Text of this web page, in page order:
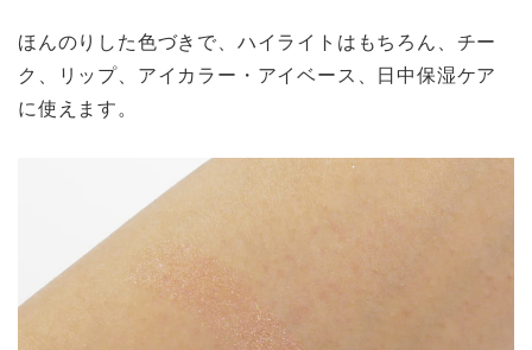
ほんのりした色づきで、ハイライトはもちろん、チー
ク、リップ、アイカラー・アイベース、日中保湿ケア
に使えます。